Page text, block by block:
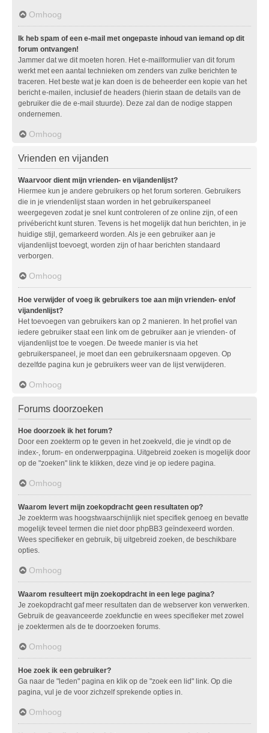
Omhoog
Ik heb spam of een e-mail met ongepaste inhoud van iemand op dit
forum ontvangen!
Jammer dat we dit moeten horen. Het e-mailformulier van dit forum
werkt met een aantal technieken om zenders van zulke berichten te
traceren. Het beste wat je kan doen is de beheerder een kopie van het
bericht e-mailen, inclusief de headers (hierin staan de details van de
gebruiker die de e-mail stuurde). Deze zal dan de nodige stappen
ondernemen.
Omhoog
Vrienden en vijanden
Waarvoor dient mijn vrienden- en vijandenlijst?
Hiermee kun je andere gebruikers op het forum sorteren. Gebruikers
die in je vriendenlijst staan worden in het gebruikerspaneel
weergegeven zodat je snel kunt controleren of ze online zijn, of een
privébericht kunt sturen. Tevens is het mogelijk dat hun berichten, in je
huidige stijl, gemarkeerd worden. Als je een gebruiker aan je
vijandenlijst toevoegt, worden zijn of haar berichten standaard
verborgen.
Omhoog
Hoe verwijder of voeg ik gebruikers toe aan mijn vrienden- en/of
vijandenlijst?
Het toevoegen van gebruikers kan op 2 manieren. In het profiel van
iedere gebruiker staat een link om de gebruiker aan je vrienden- of
vijandenlijst toe te voegen. De tweede manier is via het
gebruikerspaneel, je moet dan een gebruikersnaam opgeven. Op
dezelfde pagina kun je gebruikers weer van de lijst verwijderen.
Omhoog
Forums doorzoeken
Hoe doorzoek ik het forum?
Door een zoekterm op te geven in het zoekveld, die je vindt op de
index-, forum- en onderwerppagina. Uitgebreid zoeken is mogelijk door
op de "zoeken" link te klikken, deze vind je op iedere pagina.
Omhoog
Waarom levert mijn zoekopdracht geen resultaten op?
Je zoekterm was hoogstwaarschijnlijk niet specifiek genoeg en bevatte
mogelijk teveel termen die niet door phpBB3 geïndexeerd worden.
Wees specifieker en gebruik, bij uitgebreid zoeken, de beschikbare
opties.
Omhoog
Waarom resulteert mijn zoekopdracht in een lege pagina?
Je zoekopdracht gaf meer resultaten dan de webserver kon verwerken.
Gebruik de geavanceerde zoekfunctie en wees specifieker met zowel
je zoektermen als de te doorzoeken forums.
Omhoog
Hoe zoek ik een gebruiker?
Ga naar de "leden" pagina en klik op de "zoek een lid" link. Op die
pagina, vul je de voor zichzelf sprekende opties in.
Omhoog